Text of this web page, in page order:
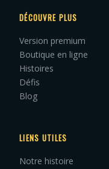
DÉCOUVRE PLUS
Version premium
Boutique en ligne
Histoires
Défis
Blog
LIENS UTILES
Notre histoire